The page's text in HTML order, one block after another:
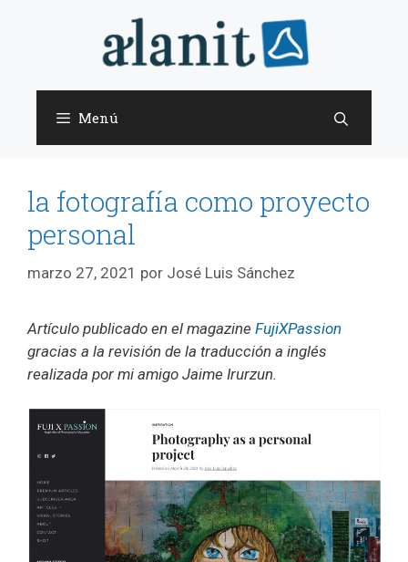
Menú
la fotografía como proyecto
personal
marzo 27, 2021 por José Luis Sánchez
Artículo publicado en el magazine FujiXPassion
gracias a la revisión de la traducción a inglés
realizada por mi amigo Jaime Irurzun.